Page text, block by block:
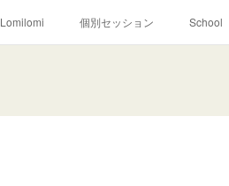
Lomilomi 個別セッション School